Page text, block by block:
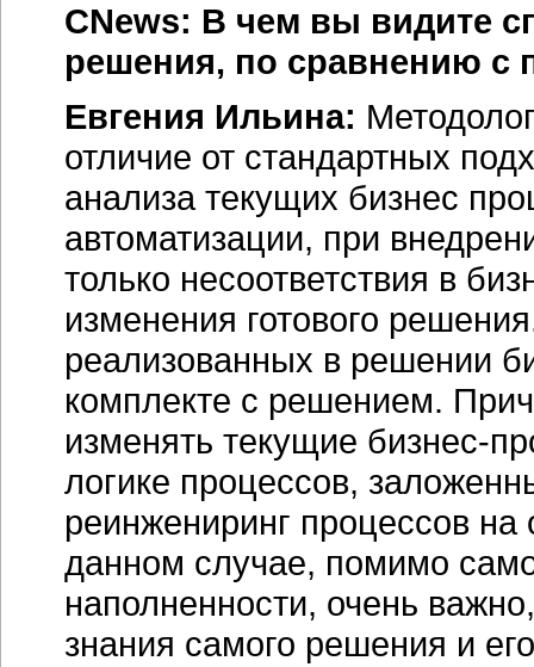
CNews: В чем вы видите
решения, по сравнению с
Евгения Ильина:
отличие от стандартных
анализа текущих бизнес
автоматизации, при
только несоответствия в
изменения готового
реализованных в решении
комплекте с решением.
изменять текущие бизнес-
логике процессов,
реинжениринг процессов
данном случае, помимо
наполненности, очень
знания самого решения и